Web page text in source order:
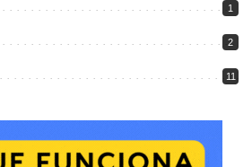
1
2
11